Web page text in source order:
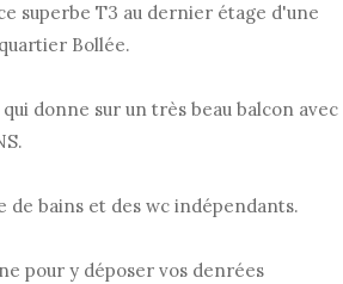
superbe T3 au dernier étage d'une
Bollée.
donne sur un très beau balcon avec
de bains et des wc indépendants.
pour y déposer vos denrées